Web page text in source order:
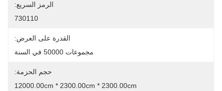
الرمز السريع:
730110
القدرة على العرض:
مجموعات 50000 في السنة
حجم الحزمة:
12000.00cm * 2300.00cm * 2300.00cm